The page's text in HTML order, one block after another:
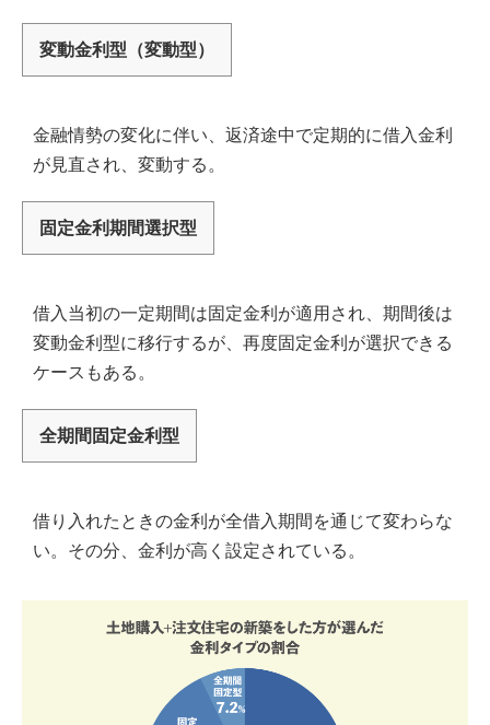
変動金利型（変動型）
金融情勢の変化に伴い、返済途中で定期的に借入金利
が見直され、変動する。
固定金利期間選択型
借入当初の一定期間は固定金利が適用され、期間後は
変動金利型に移行するが、再度固定金利が選択できる
ケースもある。
全期間固定金利型
借り入れたときの金利が全借入期間を通じて変わらな
い。その分、金利が高く設定されている。